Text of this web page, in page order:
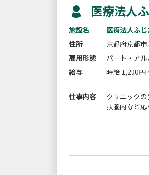
医療法人
施設名
医療法人ふ
住所
京都府京都市
雇用形態
パート・アル
給与
時給 1,200円
仕事内容
クリニック
扶養内など